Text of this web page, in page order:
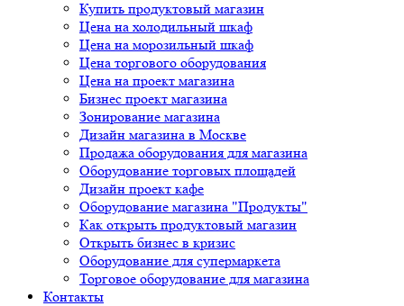
Купить продуктовый магазин
Цена на холодильный шкаф
Цена на морозильный шкаф
Цена торгового оборудования
Цена на проект магазина
Бизнес проект магазина
Зонирование магазина
Дизайн магазина в Москве
Продажа оборудования для магазина
Оборудование торговых площадей
Дизайн проект кафе
Оборудование магазина "Продукты"
Как открыть продуктовый магазин
Открыть бизнес в кризис
Оборудование для супермаркета
Торговое оборудование для магазина
Контакты